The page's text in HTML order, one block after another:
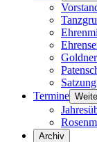
Satzung
Termine
Archiv